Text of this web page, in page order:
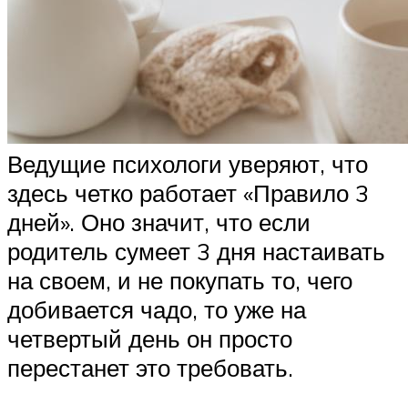
Ведущие психологи уверяют, что
здесь четко работает «Правило 3
дней». Оно значит, что если
родитель сумеет 3 дня настаивать
на своем, и не покупать то, чего
добивается чадо, то уже на
четвертый день он просто
перестанет это требовать.